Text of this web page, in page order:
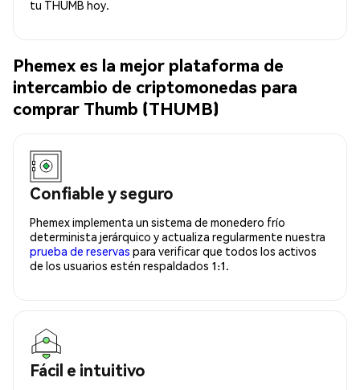
tu THUMB hoy.
Phemex es la mejor plataforma de
intercambio de criptomonedas para
comprar Thumb (THUMB)
Confiable y seguro
Phemex implementa un sistema de monedero frío
determinista jerárquico y actualiza regularmente nuestra
prueba de reservas para verificar que todos los activos
de los usuarios estén respaldados 1:1.
Fácil e intuitivo